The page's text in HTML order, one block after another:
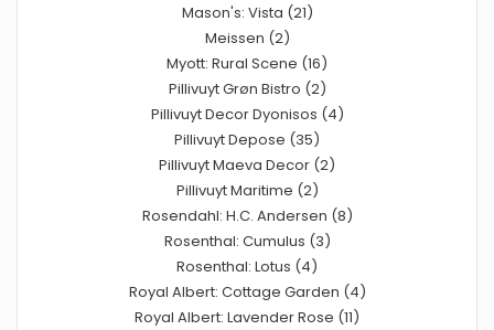
Mason's: Vista (21)
Meissen (2)
Myott: Rural Scene (16)
Pillivuyt Grøn Bistro (2)
Pillivuyt Decor Dyonisos (4)
Pillivuyt Depose (35)
Pillivuyt Maeva Decor (2)
Pillivuyt Maritime (2)
Rosendahl: H.C. Andersen (8)
Rosenthal: Cumulus (3)
Rosenthal: Lotus (4)
Royal Albert: Cottage Garden (4)
Royal Albert: Lavender Rose (11)